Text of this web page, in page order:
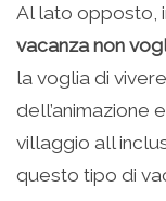
Al lato opposto,
vacanza non
la voglia di
dell’animazione
villaggio all
questo tipo di